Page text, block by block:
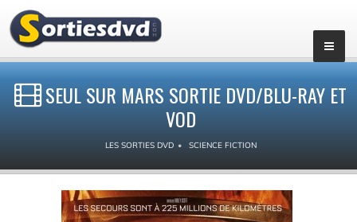
SEUL SUR MARS SORTIE DVD/BLU-RAY ET
VOD
LES SORTIES DVD SCIENCE FICTION